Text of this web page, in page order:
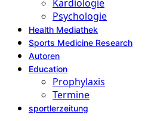
Kardiologie
Psychologie
Health Mediathek
Sports Medicine Research
Autoren
Education
Prophylaxis
Termine
sportlerzeitung